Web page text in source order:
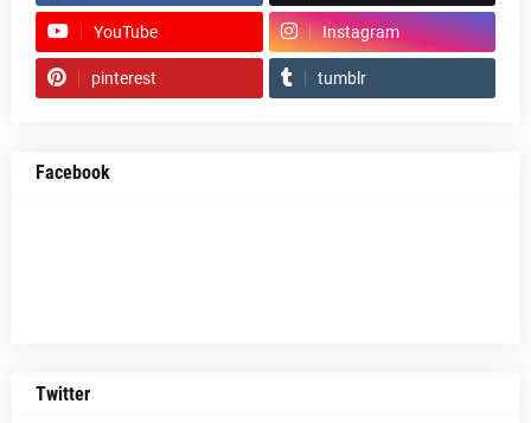
YouTube Instagram
pinterest tumblr
Facebook
Twitter